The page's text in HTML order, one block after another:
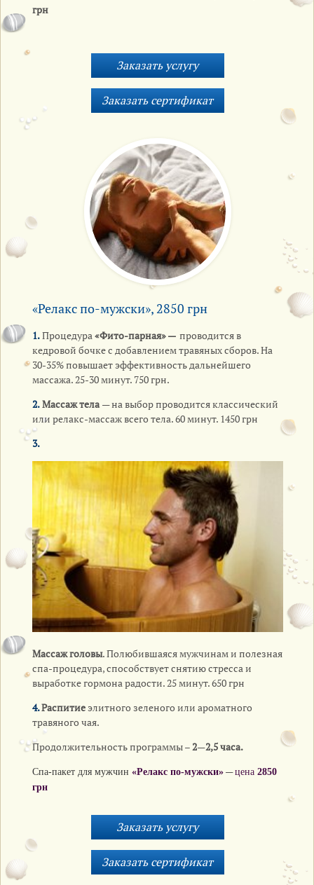
грн
«Релакс по-мужски», 2850 грн
1.Процедура«Фито-парная» — проводится в
кедровой бочке с добавлением травяных сборов. На
30-35% повышает эффективность дальнейшего
массажа. 25-30 минут. 750 грн.
2.Массаж тела — на выбор проводится классический
или релакс-массаж всего тела. 60 минут. 1450 грн
3.
Массаж головы. Полюбившаяся мужчинам и полезная
спа-процедура, способствует снятию стресса и
выработке гормона радости. 25 минут. 650 грн
4.Распитиеэлитного зеленого или ароматного
травяного чая.
Продолжительность программы – 2—2,5 часа.
Спа-пакет для мужчин «Релакс по-мужски»— цена2850
грн